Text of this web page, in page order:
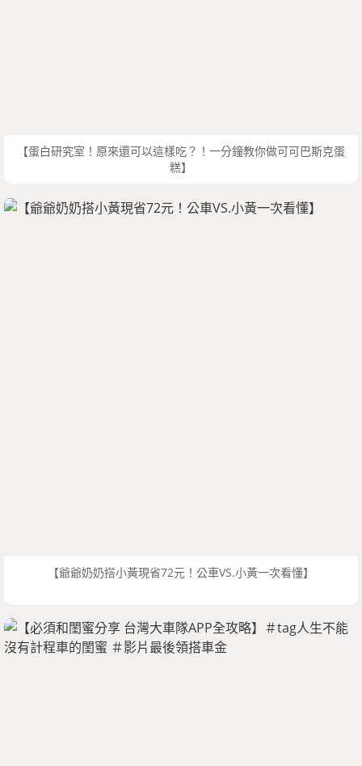
【蛋白研究室！原來還可以這樣吃？！一分鐘教你做可可巴斯克蛋
糕】
【爺爺奶奶搭小黃現省72元！公車VS.小黃一次看懂】